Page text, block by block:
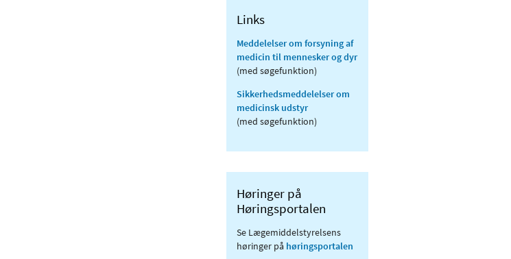
Links
Meddelelser om forsyning af
medicin til mennesker og dyr
(med søgefunktion)
Sikkerhedsmeddelelser om
medicinsk udstyr
(med søgefunktion)
Høringer på
Høringsportalen
Se Lægemiddelstyrelsens
høringer på høringsportalen